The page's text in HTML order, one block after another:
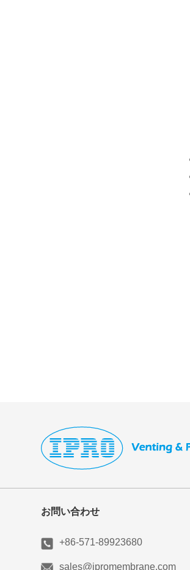
お問い合わせ
+86-571-89923680
sales@ipromembrane.com